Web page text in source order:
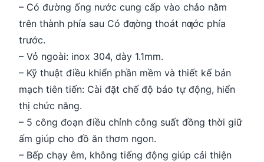
– Có đường ống nước cung cấp vào chảo nằm
trên thành phía sau Có đƣờng thoát nƣớc phía
trước.
– Vỏ ngoài: inox 304, dày 1.1mm.
– Kỹ thuật điều khiển phần mềm và thiết kế bản
mạch tiên tiến: Cài đặt chế độ báo tự động, hiển
thị chức năng.
– 5 công đoạn điều chỉnh công suất đồng thời giữ
ấm giúp cho đồ ăn thơm ngon.
– Bếp chạy êm, không tiếng động giúp cải thiện